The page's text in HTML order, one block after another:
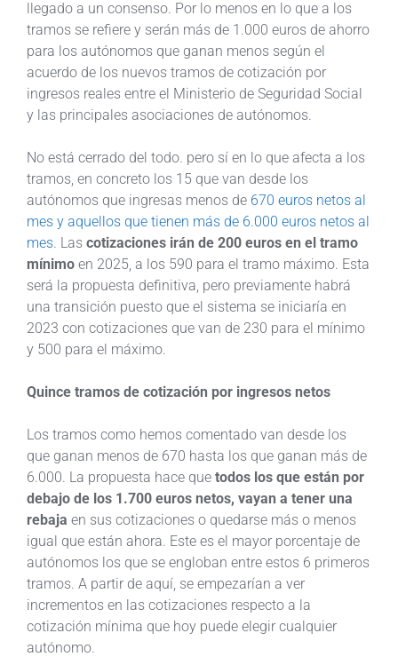
llegado a un consenso. Por lo menos en lo que a los
tramos se refiere y serán más de 1.000 euros de ahorro
para los autónomos que ganan menos según el
acuerdo de los nuevos tramos de cotización por
ingresos reales entre el Ministerio de Seguridad Social
y las principales asociaciones de autónomos.
No está cerrado del todo. pero sí en lo que afecta a los
tramos, en concreto los 15 que van desde los
autónomos que ingresas menos de 670 euros netos al
mes y aquellos que tienen más de 6.000 euros netos al
mes. Las cotizaciones irán de 200 euros en el tramo
mínimo en 2025, a los 590 para el tramo máximo. Esta
será la propuesta definitiva, pero previamente habrá
una transición puesto que el sistema se iniciaría en
2023 con cotizaciones que van de 230 para el mínimo
y 500 para el máximo.
Quince tramos de cotización por ingresos netos
Los tramos como hemos comentado van desde los
que ganan menos de 670 hasta los que ganan más de
6.000. La propuesta hace que todos los que están por
debajo de los 1.700 euros netos, vayan a tener una
rebaja en sus cotizaciones o quedarse más o menos
igual que están ahora. Este es el mayor porcentaje de
autónomos los que se engloban entre estos 6 primeros
tramos. A partir de aquí, se empezarían a ver
incrementos en las cotizaciones respecto a la
cotización mínima que hoy puede elegir cualquier
autónomo.